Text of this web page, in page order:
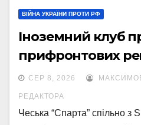
ВІЙНА УКРАЇНИ ПРОТИ РФ
Іноземний клуб
прифронтових
СЕР 8, 2026
РЕДАКТОРА
Чеська “Спарта” спільно з